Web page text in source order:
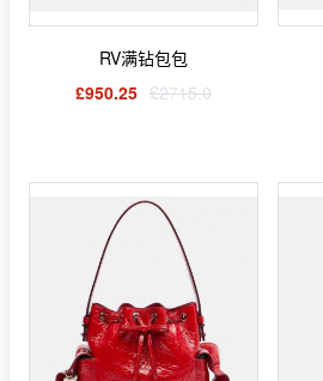
RV满钻包包
£950.25 £2715.0